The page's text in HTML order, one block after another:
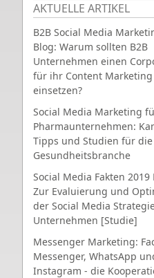
AKTUELLE ARTIKEL
B2B Social Media
Blog: Warum sollten B2B
Unternehmen einen
für ihr Content Marketing
einsetzen?
Social Media Marketing
Pharmaunternehmen:
Tipps und Studien für die
Gesundheitsbranche
Social Media Fakten 2019
Zur Evaluierung und
der Social Media
Unternehmen [Studie]
Messenger Marketing:
Messenger, WhatsApp
Instagram - die